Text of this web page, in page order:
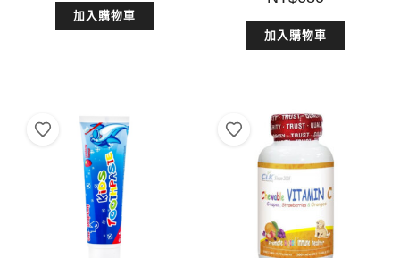
加入購物車
加入購物車